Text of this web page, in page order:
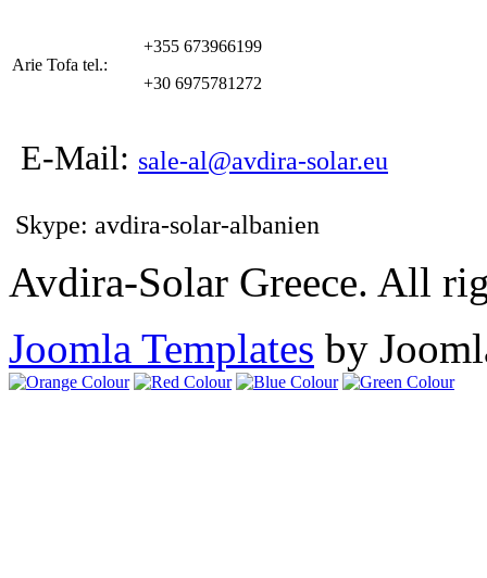
Arie Tofa tel.:
+355 673966199
+30 6975781272
E-Mail: sale-al@avdira-solar.eu
Skype: avdira-solar-albanien
Avdira-Solar Greece. All
Joomla Templates by